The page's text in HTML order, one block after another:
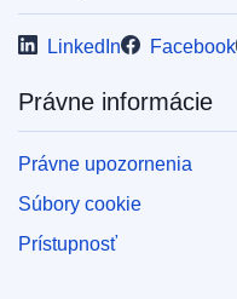
LinkedIn Facebook
Právne informácie
Právne upozornenia
Súbory cookie
Prístupnosť